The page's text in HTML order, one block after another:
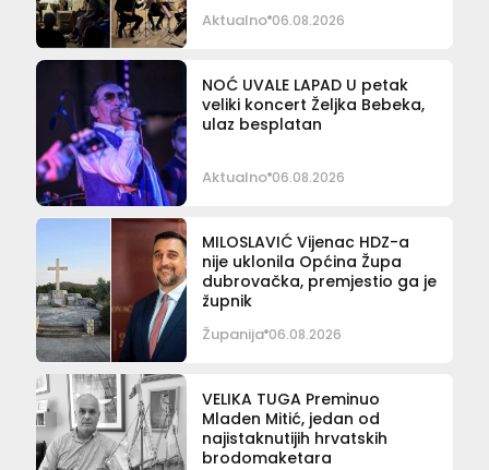
Aktualno 06.08.2026
NOĆ UVALE LAPAD U petak
veliki koncert Željka Bebeka,
ulaz besplatan
Aktualno 06.08.2026
MILOSLAVIĆ Vijenac HDZ-a
nije uklonila Općina Župa
dubrovačka, premjestio ga je
župnik
Županija 06.08.2026
VELIKA TUGA Preminuo
Mladen Mitić, jedan od
najistaknutijih hrvatskih
brodomaketara